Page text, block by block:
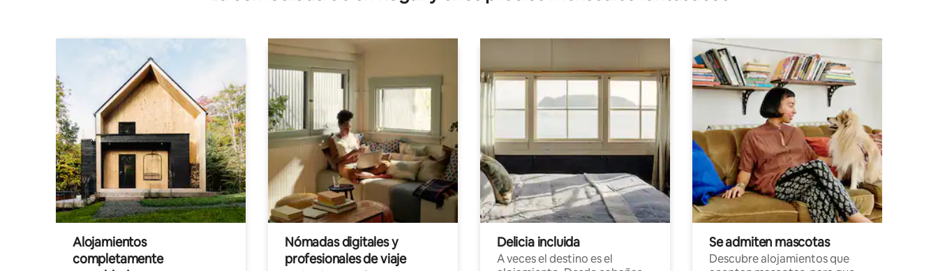
Alojamientos
completamente
Nómadas digitales y
profesionales de viaje
Delicia incluida
A veces el destino es el
Se admiten mascotas
Descubre alojamientos que